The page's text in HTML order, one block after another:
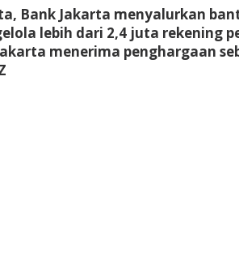
Bank Jakarta menyalurkan
lebih dari 2,4 juta rekening
menerima penghargaan